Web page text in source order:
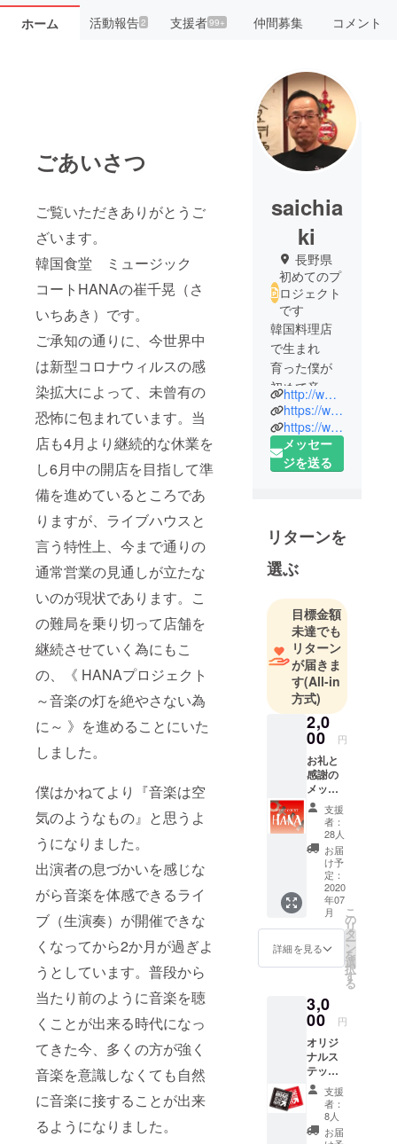
ホーム 活動報告2 支援者99+ 仲間募集 コメント
ごあいさつ
ご覧いただきありがとうご
ざいます。
韓国食堂 ミュージック
コートHANAの崔千晃（さ
いちあき）です。
ご承知の通りに、今世界中
は新型コロナウィルスの感
染拡大によって、未曾有の
恐怖に包まれています。当
店も4月より継続的な休業を
し6月中の開店を目指して準
備を進めているところであ
りますが、ライブハウスと
言う特性上、今まで通りの
通常営業の見通しが立たな
いのが現状であります。こ
の難局を乗り切って店舗を
継続させていく為にもこ
の、《 HANAプロジェクト
～音楽の灯を絶やさない為
に～ 》を進めることにいた
しました。
僕はかねてより『音楽は空
気のようなもの』と思うよ
うになりました。
出演者の息づかいを感じな
がら音楽を体感できるライ
ブ（生演奏）が開催できな
くなってから2か月が過ぎよ
うとしています。普段から
当たり前のように音楽を聴
くことが出来る時代になっ
てきた今、多くの方が強く
音楽を意識しなくても自然
に音楽に接することが出来
るようになりました。
saichia
ki
長野県
初めてのプ
ロジェクト
です
韓国料理店
で生まれ
育った僕が
初めて音楽
に触れたの
は、お店か
ら聞こえて
くる歌謡曲
聞くと幼い
ころを思い
出します。
小学校から
ブラスバン
ドでトラン
ペットを吹
き、フォー
クソングに
魅了されギ
ターを弾き
始め、嬉し
い時も悲し
い時もいつ
も音楽が傍
に居てくれ
たような気
がします。
2007年に気
軽に生演奏
と韓国料理
を楽しめる
ライブハウ
ンさせて家
族で切り盛
りしていま
http://www.pomehouse.com/HANA/
https://www.facebook.com/chiaki.sai.54
https://www.facebook.com/1454019984905808/
メッセー
ジを送る
リターンを
選ぶ
目標金額
未達でも
リターン
が届きま
す(All-in
方式)
2,0
00 円
お礼と
感謝の
メッ
セージ
を送ら
せて頂
きま
す。 お
気軽に
ご参加
いただ
き、韓
国食
堂
ミュー
ジック
HANA
にご興
味を
持って
いただ
けたら
嬉しい
です。
ご支援
をして
支援
者：
28人
お届
け予
定：
2020
年07
月
詳細を見る
こ
の
リ
タ
ー
ン
を
選
択
す
る
3,0
00 円
オリジ
ナルス
テッ
カー２
色各１
枚＋お
礼の
支援
者：
8人
お届